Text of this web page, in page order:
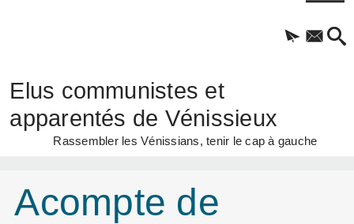
Elus communistes et
apparentés de Vénissieux
Rassembler les Vénissians, tenir le cap à gauche
Acompte de